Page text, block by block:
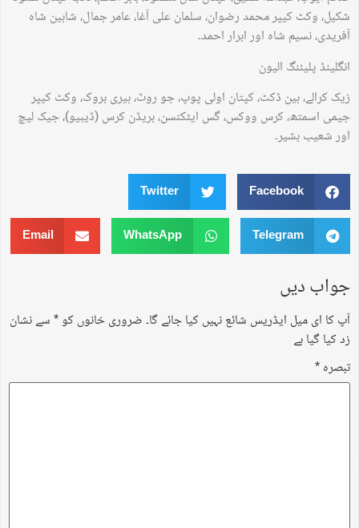
شکیل، وکٹ کیپر محمد رضوان، سلمان علی آغا، عامر جمال، شاہین شاہ
آفریدی، نسیم شاہ اور ابرار احمد۔
انگلینڈ پلیئنگ الیون
زیک کرالے، بین ڈکٹ، کپتان اولی پوپ، جو روٹ، ہیری بروک، وکٹ کیپر
جیمی اسمتھ، کرس ووکس، گس ایٹکنسن، بریڈن کرس (ڈیبیو)، جیک لیچ
اور شعیب بشیر۔
Facebook
Twitter
Telegram
WhatsApp
Email
جواب دیں
آپ کا ای میل ایڈریس شائع نہیں کیا جائے گا۔ضروری خانوں کو*سے نشان
زد کیا گیا ہے
تبصرہ*